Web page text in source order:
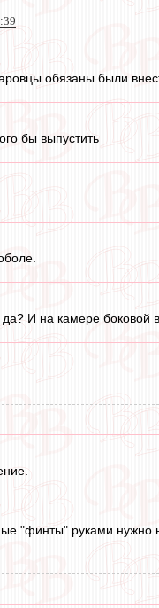
обязаны были
бы выпустить
да? И на камере
"финты" руками нужно